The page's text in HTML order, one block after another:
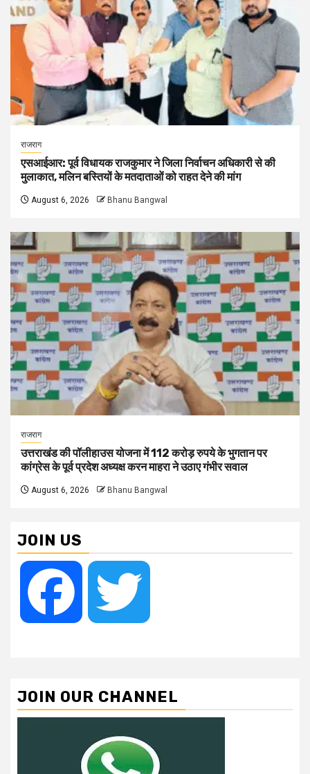
राजराग
एसआईआर: पूर्व विधायक राजकुमार ने जिला निर्वाचन अधिकारी से की
मुलाकात, मलिन बस्तियों के मतदाताओं को राहत देने की मांग
August 6, 2026 Bhanu Bangwal
राजराग
उत्तराखंड की पॉलीहाउस योजना में 112 करोड़ रुपये के भुगतान पर
कांग्रेस के पूर्व प्रदेश अध्यक्ष करन माहरा ने उठाए गंभीर सवाल
August 6, 2026 Bhanu Bangwal
JOIN US
Facebook
JOIN OUR CHANNEL